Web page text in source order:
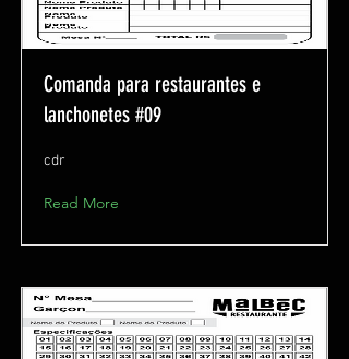
Comanda para restaurantes e
lanchonetes #09
cdr
Read More